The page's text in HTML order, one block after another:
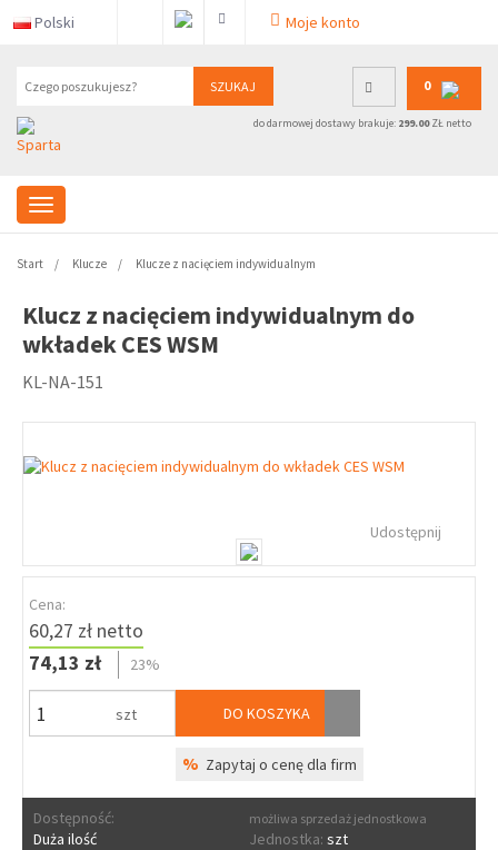
Polski Moje konto
SZUKAJ 0
do darmowej dostawy brakuje: 299.00ZŁ netto
Start Klucze Klucze z nacięciem indywidualnym
Klucz z nacięciem indywidualnym do
wkładek CES WSM
KL-NA-151
Udostępnij
Cena:
60,27 zł netto
74,13 zł
23%
szt DO KOSZYKA
% Zapytaj o cenę dla firm
Dostępność:
Duża ilość
możliwa sprzedaż jednostkowa
Jednostka: szt